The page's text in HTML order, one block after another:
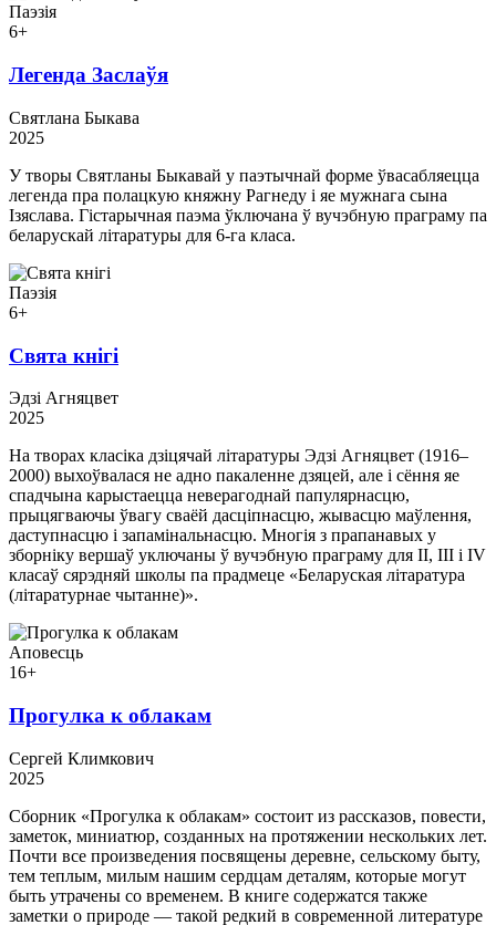
Паэзія
6+
Легенда Заслаўя
Святлана Быкава
2025
У творы Святланы Быкавай у паэтычнай форме ўвасабляецца
легенда пра полацкую княжну Рагнеду і яе мужнага сына
Ізяслава. Гістарычная паэма ўключана ў вучэбную праграму па
беларускай літаратуры для 6-га класа.
Паэзія
6+
Свята кнігі
Эдзі Агняцвет
2025
На творах класіка дзіцячай літаратуры Эдзі Агняцвет (1916–
2000) выхоўвалася не адно пакаленне дзяцей, але і сёння яе
спадчына карыстаецца неверагоднай папулярнасцю,
прыцягваючы ўвагу сваёй дасціпнасцю, жывасцю маўлення,
даступнасцю і запамінальнасцю. Многія з прапанавых у
зборніку вершаў уключаны ў вучэбную праграму для II, III і IV
класаў сярэдняй школы па прадмеце «Беларуская літаратура
(літаратурнае чытанне)».
Аповесць
16+
Прогулка к облакам
Сергей Климкович
2025
Сборник «Прогулка к облакам» состоит из рассказов, повести,
заметок, миниатюр, созданных на протяжении нескольких лет.
Почти все произведения посвящены деревне, сельскому быту,
тем теплым, милым нашим сердцам деталям, которые могут
быть утрачены со временем. В книге содержатся также
заметки о природе — такой редкий в современной литературе